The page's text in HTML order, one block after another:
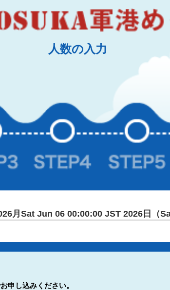
人数の入力
月Sat Jun 06 00:00:00 JST 2026日（
申し込みください。